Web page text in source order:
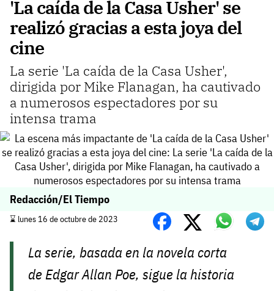
'La caída de la Casa Usher' se
realizó gracias a esta joya del
cine
La serie 'La caída de la Casa Usher',
dirigida por Mike Flanagan, ha cautivado
a numerosos espectadores por su
intensa trama
Redacción/El Tiempo
⌛️ lunes 16 de octubre de 2023
La serie, basada en la novela corta
de Edgar Allan Poe, sigue la historia